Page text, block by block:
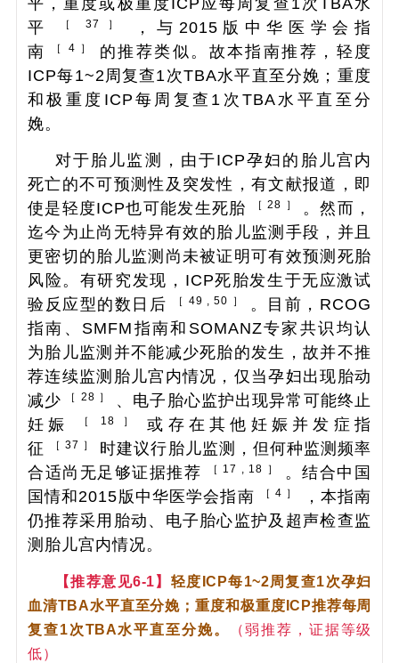
平，重度或极重度ICP应每周复查1次TBA水
平
［ 37 ］
，与2015版中华医学会指
南
［ 4 ］
的推荐类似。故本指南推荐，轻度
ICP每1~2周复查1次TBA水平直至分娩；重度
和极重度ICP每周复查1次TBA水平直至分
娩。
对于胎儿监测，由于ICP孕妇的胎儿宫内
死亡的不可预测性及突发性，有文献报道，即
使是轻度ICP也可能发生死胎
［ 28 ］
。然而，
迄今为止尚无特异有效的胎儿监测手段，并且
更密切的胎儿监测尚未被证明可有效预测死胎
风险。有研究发现，ICP死胎发生于无应激试
验反应型的数日后
［ 49 , 50 ］
。目前，RCOG
指南、SMFM指南和SOMANZ专家共识均认
为胎儿监测并不能减少死胎的发生，故并不推
荐连续监测胎儿宫内情况，仅当孕妇出现胎动
减少 ［ 28 ］
、电子胎心监护出现异常可能终止
妊娠
［ 18 ］
或存在其他妊娠并发症指
征
［ 37 ］
时建议行胎儿监测，但何种监测频率
合适尚无足够证据推荐
［ 17 , 18 ］
。结合中国
国情和2015版中华医学会指南
［ 4 ］
，本指南
仍推荐采用胎动、电子胎心监护及超声检查监
测胎儿宫内情况。
【推荐意见6-1】 轻度ICP每1~2周复查1次孕妇
血清TBA水平直至分娩；重度和极重度ICP推荐每周
复查1次TBA水平直至分娩。
（弱推荐，证据等级
低）